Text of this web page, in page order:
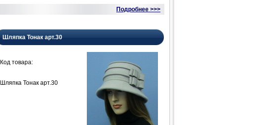
Подробнее >>>
Шляпка Тонак арт.30
Код товара:
Шляпка Тонак арт.30